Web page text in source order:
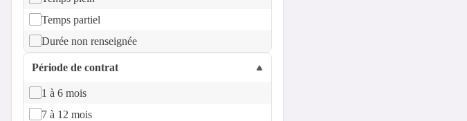
Temps partiel
Durée non renseignée
Période de contrat
1 à 6 mois
7 à 12 mois